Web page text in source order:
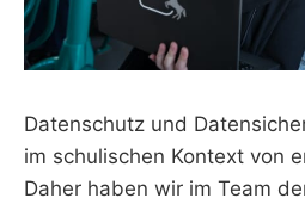
Datenschutz und
im schulischen Kontext von
Daher haben wir im Team